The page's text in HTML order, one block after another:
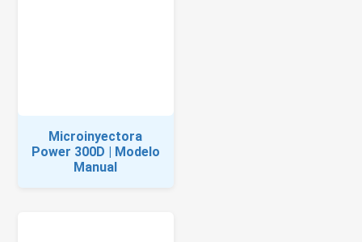
Microinyectora
Power 300D | Modelo
Manual